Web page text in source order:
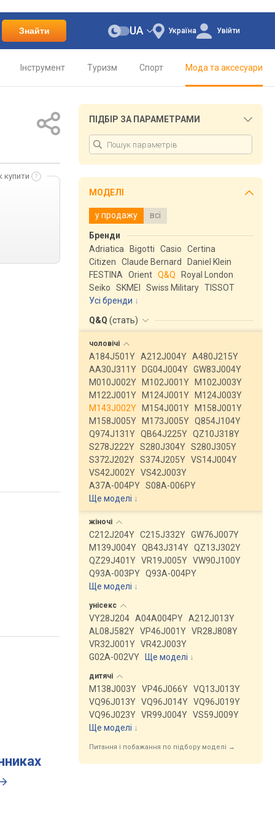
Знайти Україна
UA Увійти
Інструмент Туризм Спорт Мода та аксесуари
купити
ПІДБІР ЗА ПАРАМЕТРАМИ
МОДЕЛІ
у продажу всі
Бренди
Adriatica
Bigotti Casio
Certina
Citizen
Claude Bernard
Daniel Klein
FESTINA
Orient Q&Q
Royal London
Seiko
SKMEI Swiss Military TISSOT
Усі бренди
Q&Q (стать)
чоловічі
A184J501Y A212J004Y A480J215Y
AA30J311Y
DG04J004Y GW83J004Y
M010J002Y
M102J001Y
M102J003Y
M122J001Y
M124J001Y
M124J003Y
M143J002Y
M154J001Y
M158J001Y
M158J005Y
M173J005Y Q854J104Y
Q974J131Y QB64J225Y QZ10J318Y
S278J222Y S280J304Y S280J305Y
S372J202Y S374J205Y VS14J004Y
VS42J002Y VS42J003Y
A37A-004PY S08A-006PY
Ще моделі ↓
жіночі
C212J204Y C215J332Y GW76J007Y
M139J004Y QB43J314Y QZ13J302Y
QZ29J401Y VR19J005Y VW90J100Y
Q93A-003PY Q93A-004PY
Ще моделі ↓
унісекс
VY28J204 A04A004PY A212J013Y
AL08J582Y VP46J001Y VR28J808Y
VR32J001Y VR42J003Y
G02A-002VY
Ще моделі ↓
дитячі
M138J003Y VP46J066Y VQ13J013Y
VQ96J013Y VQ96J014Y VQ96J019Y
VQ96J023Y VR99J004Y VS59J009Y
Ще моделі ↓
Питання і побажання по підбору моделі →